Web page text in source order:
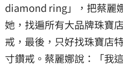
diamond ring」，把蔡麗
她，找遍所有大品牌珠寶
戒 ，最後，只好找珠寶店
寸鑽戒。蔡麗娜說：「我